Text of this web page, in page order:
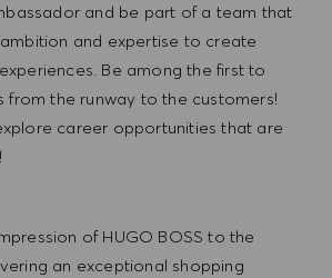
and be part of a team that
and expertise to create
Be among the first to
from the runway to the customers!
career opportunities that are
of HUGO BOSS to the
an exceptional shopping